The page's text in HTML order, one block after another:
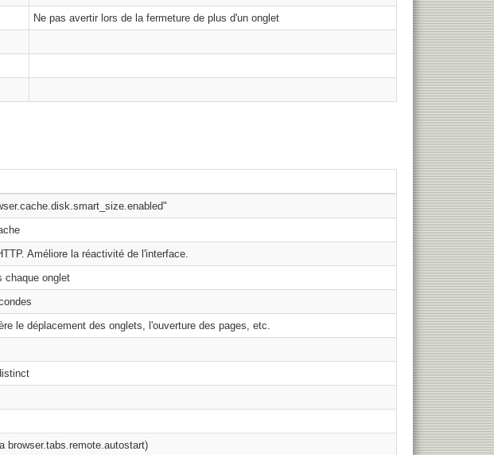
Ne pas avertir lors de la fermeture de plus d'un onglet
Améliore la réactivité de l'interface.
chaque onglet
le déplacement des onglets, l'ouverture des pages, etc.
browser.tabs.remote.autostart)